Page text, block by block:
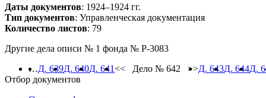
Даты документов: 1924–1924 гг.
Тип документов: Управленческая документация
Количество листов: 79
Другие дела описи № 1 фонда № Р-3083
…Д. 639Д. 640Д. 641<< Дело № 642 >>Д. 643Д. 644Д.
Отбор документов